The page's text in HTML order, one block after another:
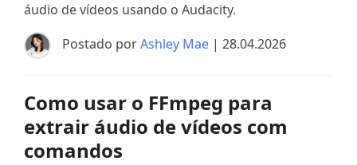
áudio de vídeos usando o Audacity.
Postado porAshley Mae | 28.04.2026
Como usar o FFmpeg para
extrair áudio de vídeos com
comandos